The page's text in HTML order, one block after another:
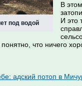
под водой
В
И это
что ничего
адский потоп в